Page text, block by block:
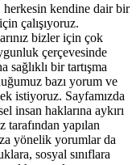
kendine dair bir
çalışıyoruz.
bizler için çok
çerçevesinde
bir tartışma
bazı yorum ve
istiyoruz. Sayfamızda
insan haklarına aykırı
yapılan
yönelik yorumlar da
sosyal sınıflara